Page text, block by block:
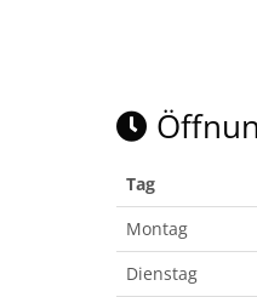
Tag
Montag
Dienstag